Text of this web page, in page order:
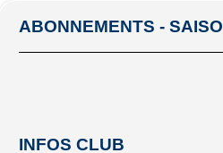
ABONNEMENTS -
INFOS CLUB